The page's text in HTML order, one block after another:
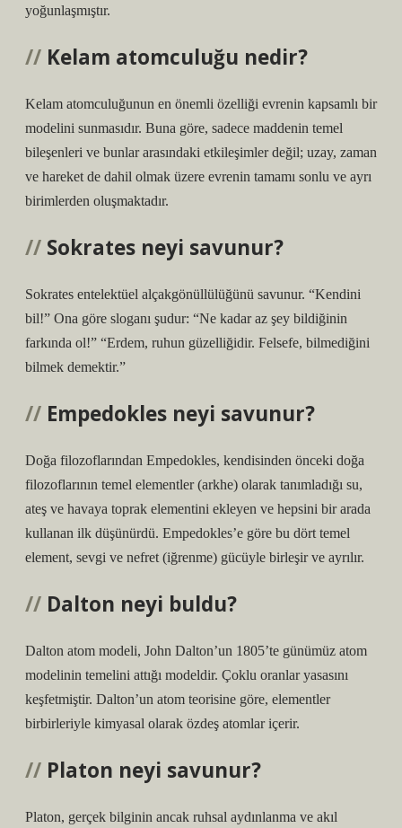
yoğunlaşmıştır.
Kelam atomculuğu nedir?
Kelam atomculuğunun en önemli özelliği evrenin kapsamlı bir
modelini sunmasıdır. Buna göre, sadece maddenin temel
bileşenleri ve bunlar arasındaki etkileşimler değil; uzay, zaman
ve hareket de dahil olmak üzere evrenin tamamı sonlu ve ayrı
birimlerden oluşmaktadır.
Sokrates neyi savunur?
Sokrates entelektüel alçakgönüllülüğünü savunur. “Kendini
bil!” Ona göre sloganı şudur: “Ne kadar az şey bildiğinin
farkında ol!” “Erdem, ruhun güzelliğidir. Felsefe, bilmediğini
bilmek demektir.”
Empedokles neyi savunur?
Doğa filozoflarından Empedokles, kendisinden önceki doğa
filozoflarının temel elementler (arkhe) olarak tanımladığı su,
ateş ve havaya toprak elementini ekleyen ve hepsini bir arada
kullanan ilk düşünürdü. Empedokles’e göre bu dört temel
element, sevgi ve nefret (iğrenme) gücüyle birleşir ve ayrılır.
Dalton neyi buldu?
Dalton atom modeli, John Dalton’un 1805’te günümüz atom
modelinin temelini attığı modeldir. Çoklu oranlar yasasını
keşfetmiştir. Dalton’un atom teorisine göre, elementler
birbirleriyle kimyasal olarak özdeş atomlar içerir.
Platon neyi savunur?
Platon, gerçek bilginin ancak ruhsal aydınlanma ve akıl